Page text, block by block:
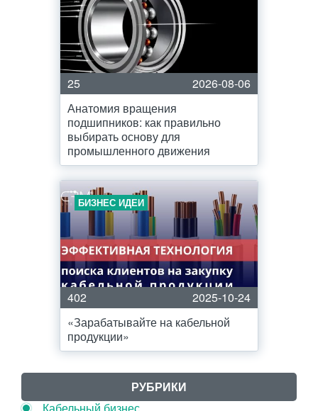
25
2026-08-06
Анатомия вращения
подшипников: как правильно
выбирать основу для
промышленного движения
БИЗНЕС ИДЕИ
402
2025-10-24
«Зарабатывайте на кабельной
продукции»
РУБРИКИ